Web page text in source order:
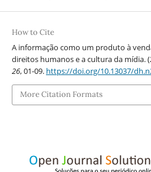
How to Cite
A informação como um produto à
direitos humanos e a cultura da mídia.
26, 01-09. https://doi.org/10.13037/
More Citation Formats